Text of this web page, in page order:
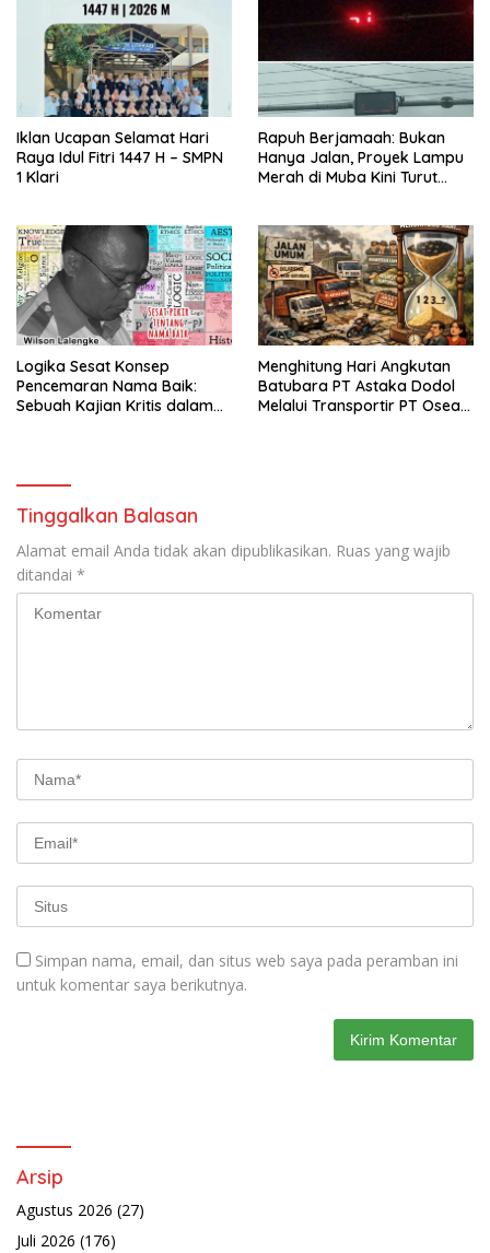
Iklan Ucapan Selamat Hari
Raya Idul Fitri 1447 H – SMPN
1 Klari
Rapuh Berjamaah: Bukan
Hanya Jalan, Proyek Lampu
Merah di Muba Kini Turut
Logika Sesat Konsep
Pencemaran Nama Baik:
Sebuah Kajian Kritis dalam
Menghitung Hari Angkutan
Batubara PT Astaka Dodol
Melalui Transportir PT Osean
Tinggalkan Balasan
Alamat email Anda tidak akan dipublikasikan. Ruas yang wajib
ditandai *
Simpan nama, email, dan situs web saya pada peramban ini
untuk komentar saya berikutnya.
Arsip
Agustus 2026 (27)
Juli 2026 (176)